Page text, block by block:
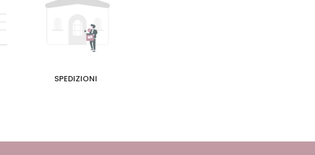
SPEDIZIONI